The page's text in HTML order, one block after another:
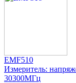
EMF510
Измеритель:
30300МГц